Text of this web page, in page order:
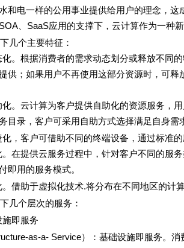
和电一样的公用事业提供给用户的理念，
、SaaS应用的支撑下，云计算作为一种
几个主要特征：
根据消费者的需求动态划分或释放不同的
供；如果用户不再使用这部分资源时，可
云计算为客户提供自助化的资源服务，用
目录，客户可采用自助方式选择满足自身需
客户可借助不同的终端设备，通过标准的
提供云服务过程中，针对客户不同的服务
即用的服务模式。
助于虚拟化技术.将分布在不同地区的计
几个层次的服务：
即服务
as-a- Service）：基础设施即服务。消